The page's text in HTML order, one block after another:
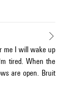
me I will wake up
tired. When the
are open. Bruit